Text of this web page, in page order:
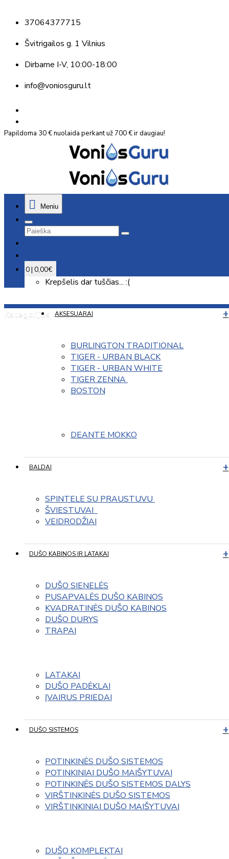
37064377715
Švitrigailos g. 1 Vilnius
Dirbame I-V, 10:00-18:00
info@voniosguru.lt
Papildoma 30 € nuolaida perkant už 700 € ir daugiau!
Meniu
0 | 0,00€
Krepšelis dar tuščias... :(
Kategorijos AKSESUARAI
BURLINGTON TRADITIONAL
TIGER - URBAN BLACK
TIGER - URBAN WHITE
TIGER ZENNA
BOSTON
DEANTE MOKKO
BALDAI
SPINTELE SU PRAUSTUVU
ŠVIESTUVAI
VEIDRODŽIAI
DUŠO KABINOS IR LATAKAI
DUŠO SIENELĖS
PUSAPVALĖS DUŠO KABINOS
KVADRATINĖS DUŠO KABINOS
DUŠO DURYS
TRAPAI
LATAKAI
DUŠO PADĖKLAI
ĮVAIRUS PRIEDAI
DUŠO SISTEMOS
POTINKINĖS DUŠO SISTEMOS
POTINKINIAI DUŠO MAIŠYTUVAI
POTINKINĖS DUŠO SISTEMOS DALYS
VIRŠTINKINĖS DUŠO SISTEMOS
VIRŠTINKINIAI DUŠO MAIŠYTUVAI
DUŠO KOMPLEKTAI